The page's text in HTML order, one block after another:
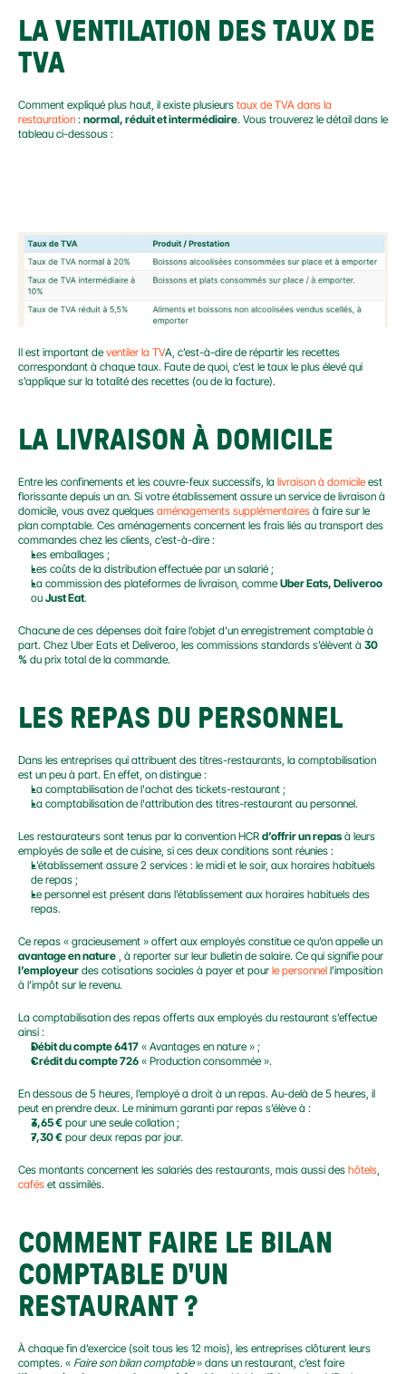
LA VENTILATION DES TAUX DE
TVA
Comment expliqué plus haut, il existe plusieurs taux de TVA dans la
restauration : normal, réduit et intermédiaire. Vous trouverez le détail dans le
tableau ci-dessous :
Il est important de ventiler la TVA, c’est-à-dire de répartir les recettes
correspondant à chaque taux. Faute de quoi, c’est le taux le plus élevé qui
s’applique sur la totalité des recettes (ou de la facture).
LA LIVRAISON À DOMICILE
Entre les confinements et les couvre-feux successifs, la livraison à domicile est
florissante depuis un an. Si votre établissement assure un service de livraison à
domicile, vous avez quelques aménagements supplémentaires à faire sur le
plan comptable. Ces aménagements concernent les frais liés au transport des
commandes chez les clients, c’est-à-dire :
Les emballages ;
Les coûts de la distribution effectuée par un salarié ;
La commission des plateformes de livraison, comme Uber Eats, Deliveroo
ou Just Eat.
Chacune de ces dépenses doit faire l’objet d’un enregistrement comptable à
part. Chez Uber Eats et Deliveroo, les commissions standards s’élèvent à 30
% du prix total de la commande.
LES REPAS DU PERSONNEL
Dans les entreprises qui attribuent des titres-restaurants, la comptabilisation
est un peu à part. En effet, on distingue :
La comptabilisation de l'achat des tickets-restaurant ;
La comptabilisation de l'attribution des titres-restaurant au personnel.
Les restaurateurs sont tenus par la convention HCR d’offrir un repas à leurs
employés de salle et de cuisine, si ces deux conditions sont réunies :
L’établissement assure 2 services : le midi et le soir, aux horaires habituels
de repas ;
Le personnel est présent dans l’établissement aux horaires habituels des
repas.
avantage en nature
l’employeur des cotisations sociales à payer et pour le personnel l’imposition
à l’impôt sur le revenu.
La comptabilisation des repas offerts aux employés du restaurant s’effectue
ainsi :
Débit du compte 6417 « Avantages en nature » ;
Crédit du compte 726 « Production consommée ».
En dessous de 5 heures, l’employé a droit à un repas. Au-delà de 5 heures, il
peut en prendre deux. Le minimum garanti par repas s’élève à :
3,65 € pour une seule collation ;
7,30 € pour deux repas par jour.
Ces montants concernent les salariés des restaurants, mais aussi des hôtels
cafés et assimilés.
COMMENT FAIRE LE BILAN
COMPTABLE D'UN
RESTAURANT ?
À chaque fin d’exercice (soit tous les 12 mois), les entreprises clôturent leurs
comptes. « Faire son bilan comptable